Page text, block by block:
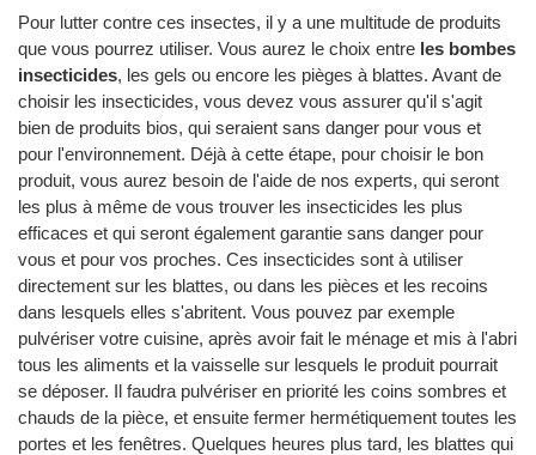
Pour lutter contre ces insectes, il y a une multitude de produits
que vous pourrez utiliser. Vous aurez le choix entre les bombes
insecticides, les gels ou encore les pièges à blattes. Avant de
choisir les insecticides, vous devez vous assurer qu'il s'agit
bien de produits bios, qui seraient sans danger pour vous et
pour l'environnement. Déjà à cette étape, pour choisir le bon
produit, vous aurez besoin de l'aide de nos experts, qui seront
les plus à même de vous trouver les insecticides les plus
efficaces et qui seront également garantie sans danger pour
vous et pour vos proches. Ces insecticides sont à utiliser
directement sur les blattes, ou dans les pièces et les recoins
dans lesquels elles s'abritent. Vous pouvez par exemple
pulvériser votre cuisine, après avoir fait le ménage et mis à l'abri
tous les aliments et la vaisselle sur lesquels le produit pourrait
se déposer. Il faudra pulvériser en priorité les coins sombres et
chauds de la pièce, et ensuite fermer hermétiquement toutes les
portes et les fenêtres. Quelques heures plus tard, les blattes qui